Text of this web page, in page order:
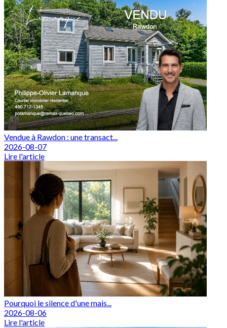
Vendue à Rawdon : une transact...
2026-08-07
Lire l'article
Pourquoi le silence d'une mais...
2026-08-06
Lire l'article